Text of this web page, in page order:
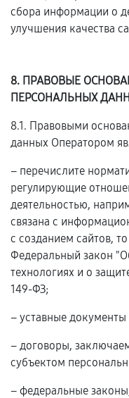
сбора информации о
улучшения качества
8. ПРАВОВЫЕ
ПЕРСОНАЛЬНЫХ
8.1. Правовыми
данных Оператором
– перечислите
регулирующие
деятельностью,
связана с
с созданием сайтов,
Федеральный закон
технологиях и о
149-ФЗ;
– уставные
– договоры,
субъектом
– федеральные